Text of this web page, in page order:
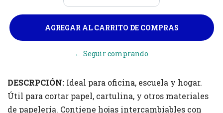
← Seguir comprando
DESCRPCIÓN: Ideal para oficina, escuela y hogar.
Útil para cortar papel, cartulina, y otros materiales
de papelería. Contiene hojas intercambiables con